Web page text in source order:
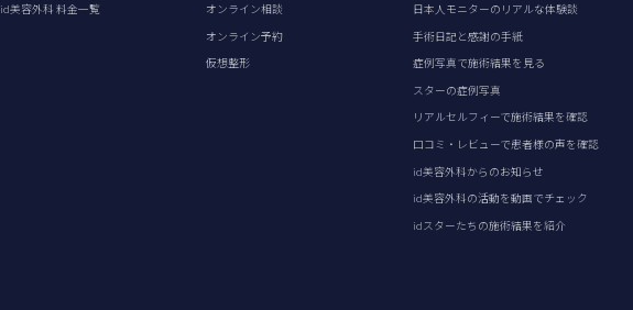
id美容外科 料金一覧
オンライン相談
オンライン予約
仮想整形
日本人モニターのリアルな体験談
手術日記と感謝の手紙
症例写真で施術結果を見る
スターの症例写真
リアルセルフィーで施術結果を確認
口コミ・レビューで患者様の声を確認
id美容外科からのお知らせ
id美容外科の活動を動画でチェック
idスターたちの施術結果を紹介